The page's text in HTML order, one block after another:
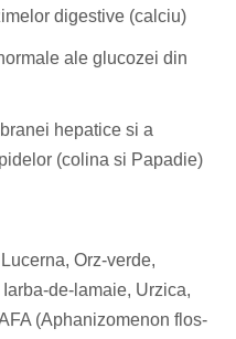
digestive (calciu)
ale glucozei din
hepatice si a
(colina si Papadie)
Orz-verde,
de-lamaie, Urzica,
(Aphanizomenon flos-